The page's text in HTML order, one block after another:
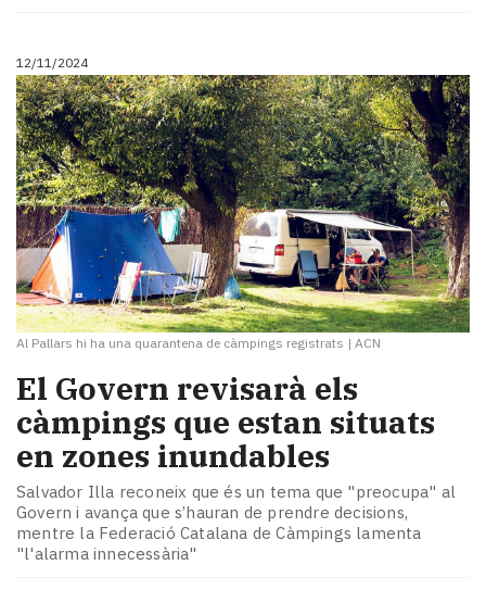
12/11/2024
Al Pallars hi ha una quarantena de càmpings registrats | ACN
El Govern revisarà els
càmpings que estan situats
en zones inundables
Salvador Illa reconeix que és un tema que "preocupa" al
Govern i avança que s’hauran de prendre decisions,
mentre la Federació Catalana de Càmpings lamenta
"l'alarma innecessària"